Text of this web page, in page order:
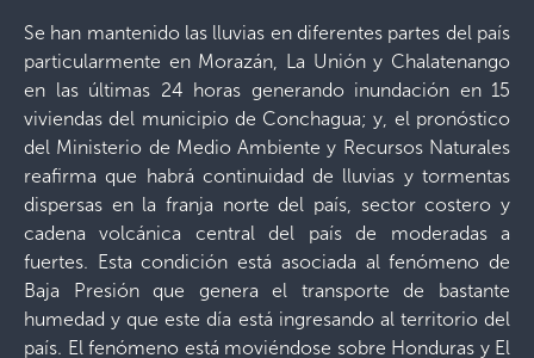
Se han mantenido las lluvias en diferentes partes del país
particularmente en Morazán, La Unión y Chalatenango
en las últimas 24 horas generando inundación en 15
viviendas del municipio de Conchagua; y, el pronóstico
del Ministerio de Medio Ambiente y Recursos Naturales
reafirma que habrá continuidad de lluvias y tormentas
dispersas en la franja norte del país, sector costero y
cadena volcánica central del país de moderadas a
fuertes. Esta condición está asociada al fenómeno de
Baja Presión que genera el transporte de bastante
humedad y que este día está ingresando al territorio del
país. El fenómeno está moviéndose sobre Honduras y El